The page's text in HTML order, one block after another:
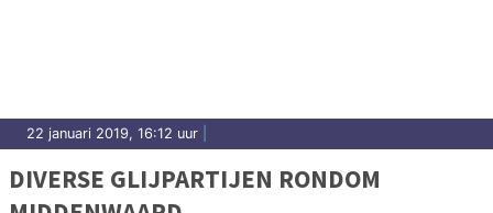
22 januari 2019, 16:12 uur
DIVERSE GLIJPARTIJEN RONDOM